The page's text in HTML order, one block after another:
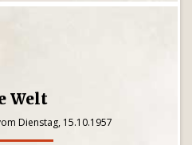
Welt
Dienstag, 15.10.1957